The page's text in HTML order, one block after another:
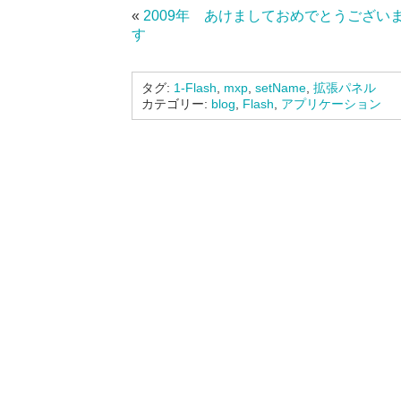
« 2009年 あけましておめでとうございま
す
タグ: 1-Flash mxp setName 拡張パネル
カテゴリー: blog Flash アプリケーション